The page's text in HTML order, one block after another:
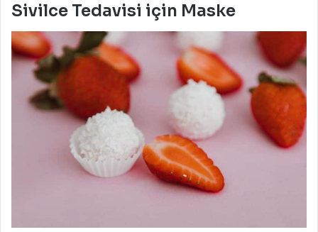
Sivilce Tedavisi için Maske